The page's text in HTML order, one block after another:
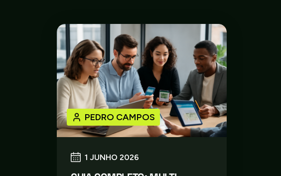
1 JUNHO 2026
PEDRO CAMPOS